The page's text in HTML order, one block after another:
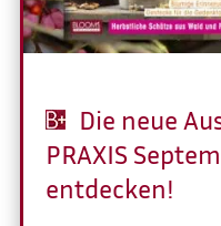
Die neue
PRAXIS
entdecken!